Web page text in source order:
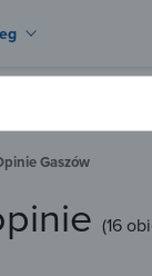
Gaszów
(16